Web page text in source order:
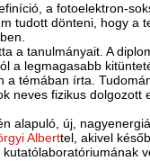
a fotoelektron-
tudott dönteni, hogy a
a tanulmányait. A
a legmagasabb
témában írta.
neves fizikus
alapuló, új,
Alberttel, akivel